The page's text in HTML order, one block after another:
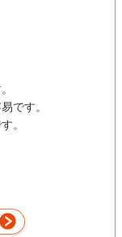
です。
。